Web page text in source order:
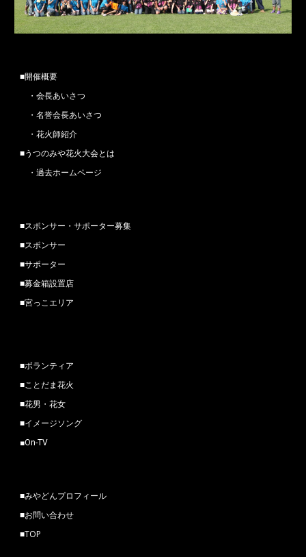
■開催概要
・会長あいさつ
・名誉会長あいさつ
・花火師紹介
■うつのみや花火大会とは
・過去ホームページ
■スポンサー・サポーター募集
■スポンサー
■サポーター
■募金箱設置店
■宮っこエリア
■ボランティア
■ことだま花火
■花男・花女
■イメージソング
■On-TV
■みやどんプロフィール
■お問い合わせ
■TOP